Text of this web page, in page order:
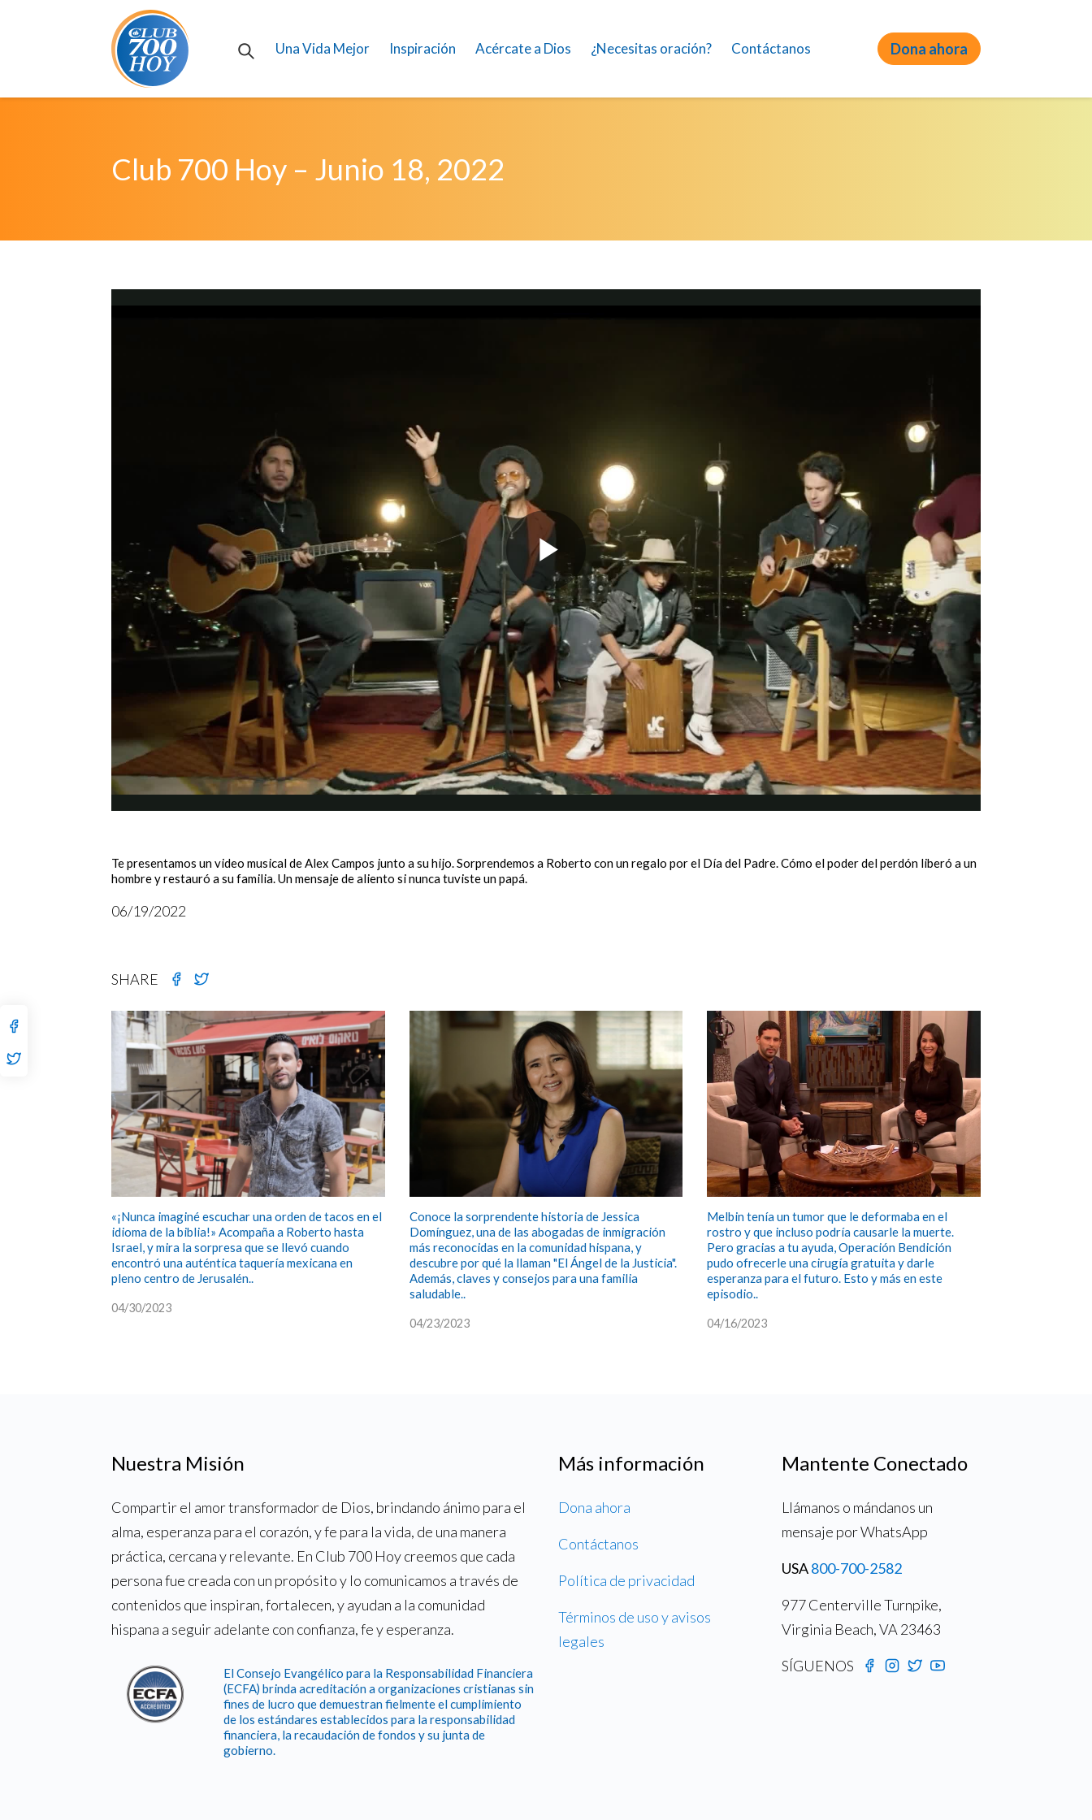
Una Vida Mejor Inspiración Acércate a Dios ¿Necesitas oración? Contáctanos Dona ahora
Club 700 Hoy – Junio 18, 2022
Te presentamos un video musical de Alex Campos junto a su hijo. Sorprendemos a Roberto con un regalo por el Día del Padre. Cómo el poder del perdón liberó a un
hombre y restauró a su familia. Un mensaje de aliento si nunca tuviste un papá.
06/19/2022
SHARE
«¡Nunca imaginé escuchar una orden de tacos en el
idioma de la biblia!» Acompaña a Roberto hasta
Israel, y mira la sorpresa que se llevó cuando
encontró una auténtica taquería mexicana en
pleno centro de Jerusalén..
04/30/2023
Conoce la sorprendente historia de Jessica
Domínguez, una de las abogadas de inmigración
más reconocidas en la comunidad hispana, y
descubre por qué la llaman "El Ángel de la Justicia".
Además, claves y consejos para una familia
saludable..
04/23/2023
Melbin tenía un tumor que le deformaba en el
rostro y que incluso podría causarle la muerte.
Pero gracias a tu ayuda, Operación Bendición
pudo ofrecerle una cirugía gratuita y darle
esperanza para el futuro. Esto y más en este
episodio..
04/16/2023
Nuestra Misión
Compartir el amor transformador de Dios, brindando ánimo para el
alma, esperanza para el corazón, y fe para la vida, de una manera
práctica, cercana y relevante. En Club 700 Hoy creemos que cada
persona fue creada con un propósito y lo comunicamos a través de
contenidos que inspiran, fortalecen, y ayudan a la comunidad
hispana a seguir adelante con confianza, fe y esperanza.
El Consejo Evangélico para la Responsabilidad Financiera
(ECFA) brinda acreditación a organizaciones cristianas sin
fines de lucro que demuestran fielmente el cumplimiento
de los estándares establecidos para la responsabilidad
financiera, la recaudación de fondos y su junta de
gobierno.
Más información
Dona ahora
Contáctanos
Política de privacidad
Términos de uso y avisos
legales
Mantente Conectado
Llámanos o mándanos un
mensaje por WhatsApp
USA800-700-2582
977 Centerville Turnpike,
Virginia Beach, VA 23463
SÍGUENOS